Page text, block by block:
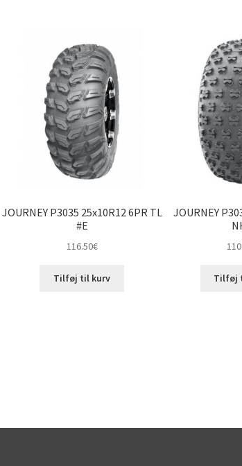
JOURNEY P3035 25x10R12 6PR TL
#E
116.50€
Tilføj til kurv
JOURNEY
Tilføj